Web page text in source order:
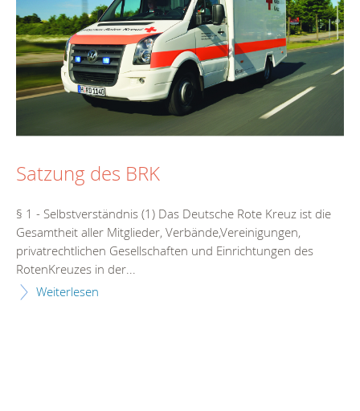
Satzung des BRK
§ 1 - Selbstverständnis (1) Das Deutsche Rote Kreuz ist die
Gesamtheit aller Mitglieder, Verbände,Vereinigungen,
privatrechtlichen Gesellschaften und Einrichtungen des
RotenKreuzes in der...
Weiterlesen